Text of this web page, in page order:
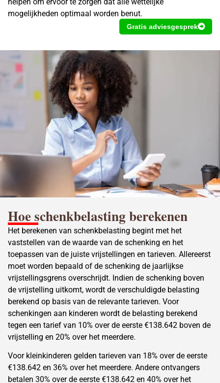
mogelijkheden optimaal worden benut.
Gratis adviesgesprek
Hoeschenkbelasting berekenen
Het berekenen van schenkbelasting begint met het
vaststellen van de waarde van de schenking en het
toepassen van de juiste vrijstellingen en tarieven. Allereerst
moet worden bepaald of de schenking de jaarlijkse
vrijstellingsgrens overschrijdt. Indien de schenking boven
de vrijstelling uitkomt, wordt de verschuldigde belasting
berekend op basis van de relevante tarieven. Voor
schenkingen aan kinderen wordt de belasting berekend
tegen een tarief van 10% over de eerste €138.642 boven de
vrijstelling en 20% over het meerdere.
Voor kleinkinderen gelden tarieven van 18% over de eerste
€138.642 en 36% over het meerdere. Andere ontvangers
betalen 30% over de eerste €138.642 en 40% over het